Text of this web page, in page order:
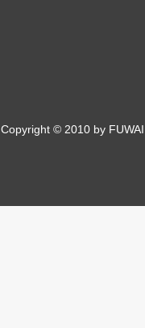
Copyright © 2010 by